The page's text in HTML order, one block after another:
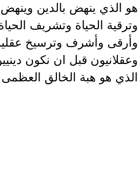
هو الذي ينهض بالدين وينهض
وترقية الحياة وتشريف
وأرقى وأشرف وترسيخ
وعقلانيون قبل ان نكون
الذي هو هبة الخالق